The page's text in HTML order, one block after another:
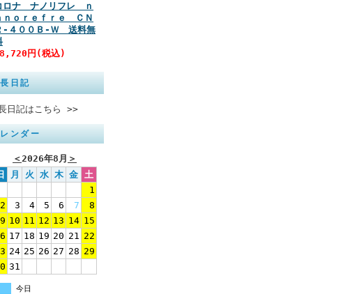
ロナ ナノリフレ ｎ
ｎｏｒｅｆｒｅ ＣＮ
‐４００Ｂ‐Ｗ 送料無
円(税込)
日記
日記はこちら >>
ンダー
＜2026年8月 ＞
月 火 水 木 金 土
1
2
3 4 5 6 7
8
9 10 11 12 13 14 15
17 18 19 20 21 22
24 25 26 27 28 29
31
今日